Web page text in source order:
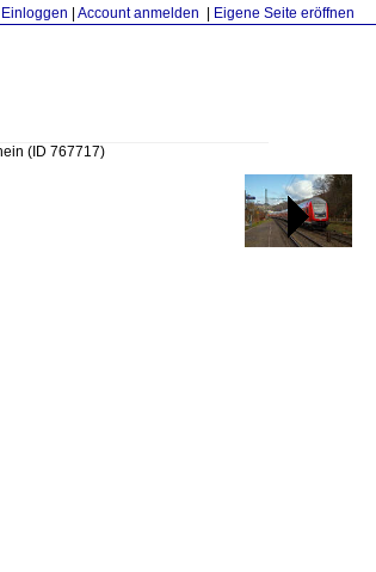
Einloggen Account anmelden Eigene Seite eröffnen
(ID 767717)